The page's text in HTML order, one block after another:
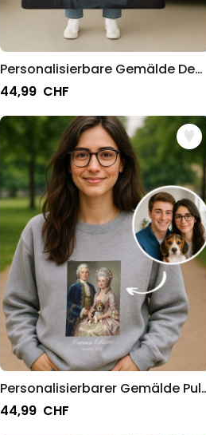
Personalisierbare Gemälde Decke
44,99 CHF
Personalisierbarer Gemälde Pullover
44,99 CHF